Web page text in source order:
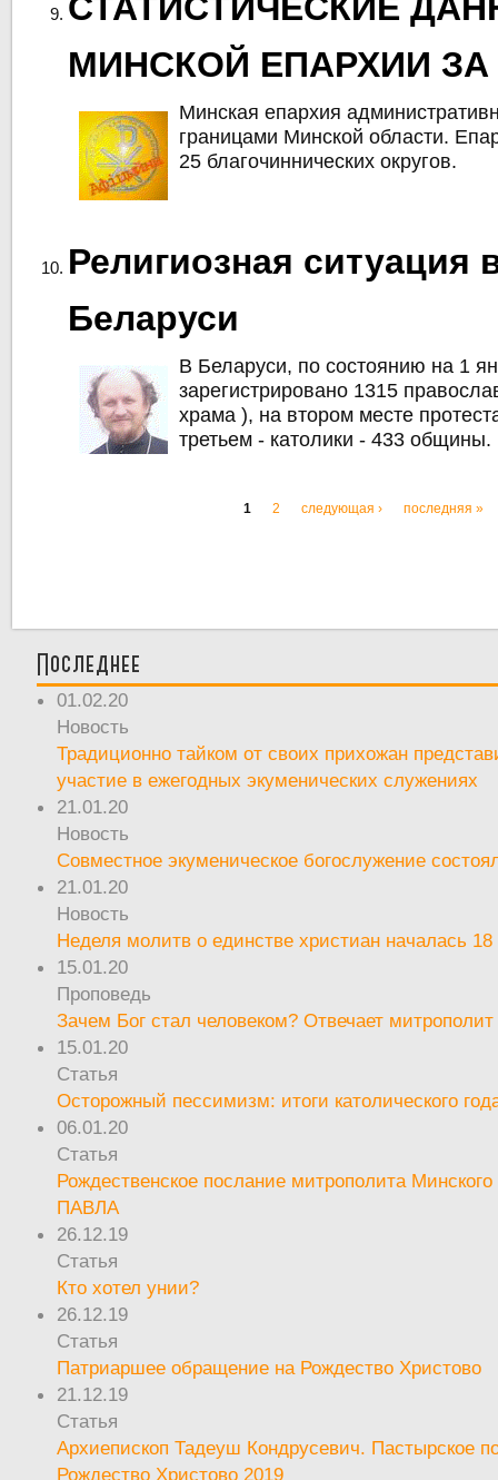
СТАТИСТИЧЕСКИЕ
МИНСКОЙ ЕПАРХИИ ЗА
Минская епархия
границами Минской области.
25 благочиннических округов.
Религиозная ситуация
Беларуси
В Беларуси, по состоянию на 1
зарегистрировано 1315
храма ), на втором месте
третьем - католики - 433 общины.
1 2 следующая › последняя »
Последнее
01.02.20
Новость
Традиционно тайком от своих прихожан
участие в ежегодных экуменических служениях
21.01.20
Новость
Совместное экуменическое богослужение
21.01.20
Новость
Неделя молитв о единстве христиан началась 18
15.01.20
Проповедь
Зачем Бог стал человеком? Отвечает
15.01.20
Статья
Осторожный пессимизм: итоги католического
06.01.20
Статья
Рождественское послание митрополита Минского
ПАВЛА
26.12.19
Статья
Кто хотел унии?
26.12.19
Статья
Патриаршее обращение на Рождество Христово
21.12.19
Статья
Архиепископ Тадеуш Кондрусевич. Пастырское
Рождество Христово 2019